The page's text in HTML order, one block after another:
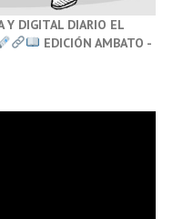
Y DIGITAL DIARIO EL
EDICIÓN AMBATO -